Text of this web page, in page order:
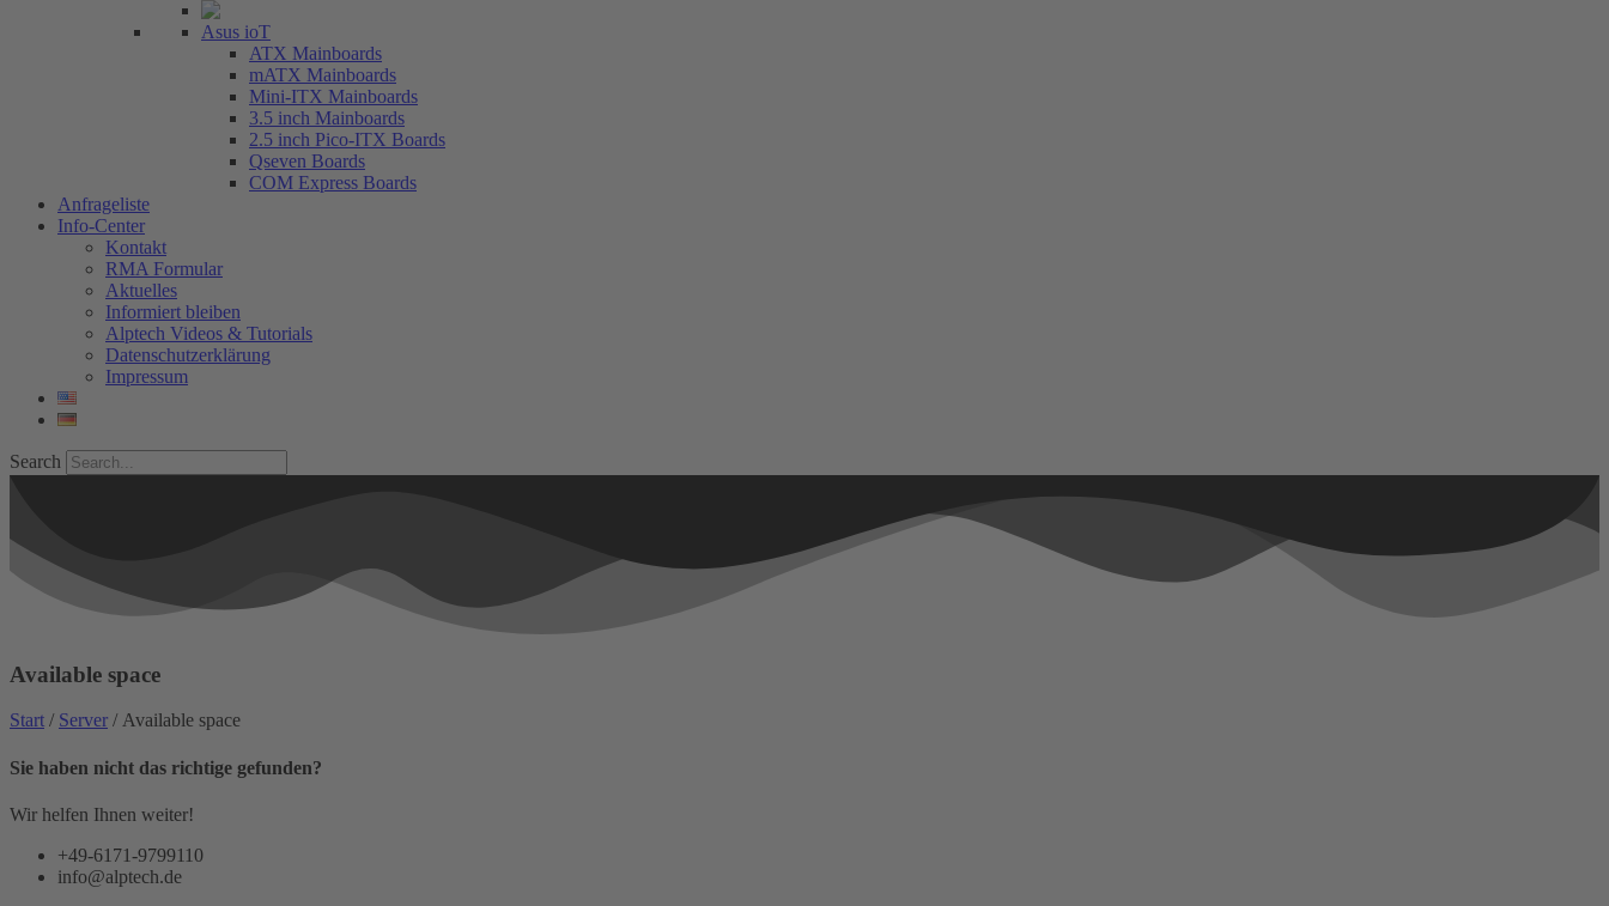
Asus ioT
ATX Mainboards
mATX Mainboards
Mini-ITX Mainboards
3.5 inch Mainboards
2.5 inch Pico-ITX Boards
Qseven Boards
COM Express Boards
Anfrageliste
Info-Center
Kontakt
RMA Formular
Aktuelles
Informiert bleiben
Alptech Videos & Tutorials
Datenschutzerklärung
Impressum
Search
Available space
Start / Server / Available space
Sie haben nicht das richtige gefunden?
Wir helfen Ihnen weiter!
+49-6171-9799110
info@alptech.de